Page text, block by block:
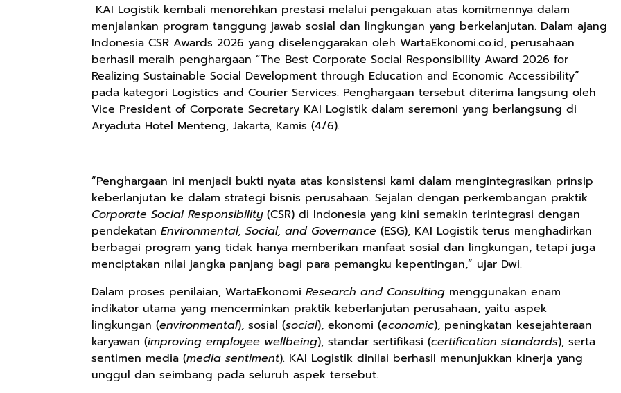
KAI Logistik kembali menorehkan prestasi melalui pengakuan atas komitmennya dalam
menjalankan program tanggung jawab sosial dan lingkungan yang berkelanjutan. Dalam ajang
Indonesia CSR Awards 2026 yang diselenggarakan oleh WartaEkonomi.co.id, perusahaan
berhasil meraih penghargaan “The Best Corporate Social Responsibility Award 2026 for
Realizing Sustainable Social Development through Education and Economic Accessibility”
pada kategori Logistics and Courier Services. Penghargaan tersebut diterima langsung oleh
Vice President of Corporate Secretary KAI Logistik dalam seremoni yang berlangsung di
Aryaduta Hotel Menteng, Jakarta, Kamis (4/6).
“Penghargaan ini menjadi bukti nyata atas konsistensi kami dalam mengintegrasikan prinsip
keberlanjutan ke dalam strategi bisnis perusahaan. Sejalan dengan perkembangan praktik
Corporate Social Responsibility(CSR) di Indonesia yang kini semakin terintegrasi dengan
pendekatan Environmental, Social, and Governance (ESG), KAI Logistik terus menghadirkan
berbagai program yang tidak hanya memberikan manfaat sosial dan lingkungan, tetapi juga
menciptakan nilai jangka panjang bagi para pemangku kepentingan,” ujar Dwi.
Dalam proses penilaian, WartaEkonomi Research and Consulting menggunakan enam
indikator utama yang mencerminkan praktik keberlanjutan perusahaan, yaitu aspek
lingkungan (environmental), sosial (social), ekonomi (economic), peningkatan kesejahteraan
karyawan (improving employee wellbeing), standar sertifikasi (certification standards), serta
sentimen media (media sentiment). KAI Logistik dinilai berhasil menunjukkan kinerja yang
unggul dan seimbang pada seluruh aspek tersebut.